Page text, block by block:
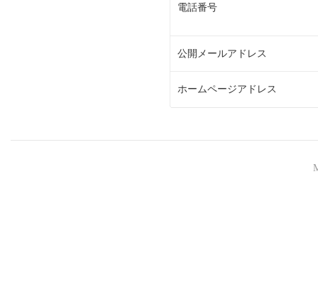
電話番号
公開メールアドレス
ホームページアドレス